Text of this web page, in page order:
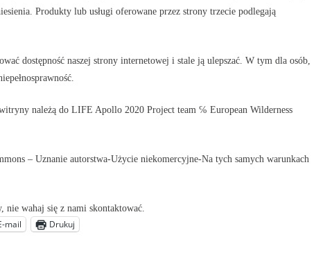
Produkty lub usługi oferowane przez strony trzecie podlegają
dostępność naszej strony internetowej i stale ją ulepszać. W tym dla osób,
należą do LIFE Apollo 2020 Project team ℅ European Wilderness
– Uznanie autorstwa-Użycie niekomercyjne-Na tych samych warunkach
nie wahaj się z nami skontaktować.
mail Drukuj